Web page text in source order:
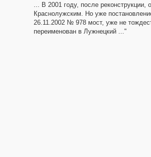
... В 2001 году, после реконструкции,
Краснолужским. Но уже
26.11.2002 № 978 мост, уже не
переименован в Лужнецкий ..."